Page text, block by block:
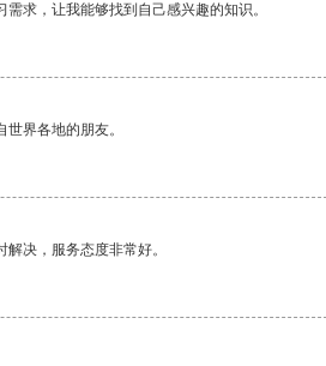
求，让我能够找到自己感兴趣的知识。
界各地的朋友。
决，服务态度非常好。